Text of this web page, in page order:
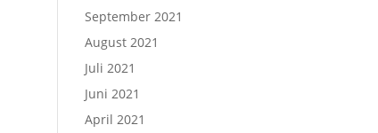
September 2021
August 2021
Juli 2021
Juni 2021
April 2021